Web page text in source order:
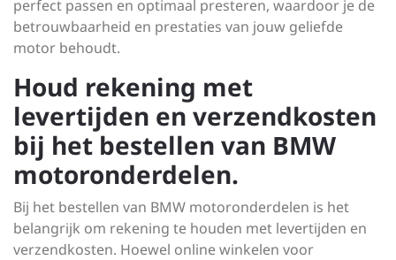
perfect passen en optimaal presteren, waardoor je de
betrouwbaarheid en prestaties van jouw geliefde
motor behoudt.
Houd rekening met
levertijden en verzendkosten
bij het bestellen van BMW
motoronderdelen.
Bij het bestellen van BMW motoronderdelen is het
belangrijk om rekening te houden met levertijden en
verzendkosten. Hoewel online winkelen voor